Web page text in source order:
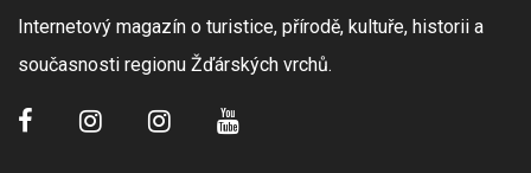
Internetový magazín o turistice, přírodě, kultuře, historii a
současnosti regionu Žďárských vrchů.